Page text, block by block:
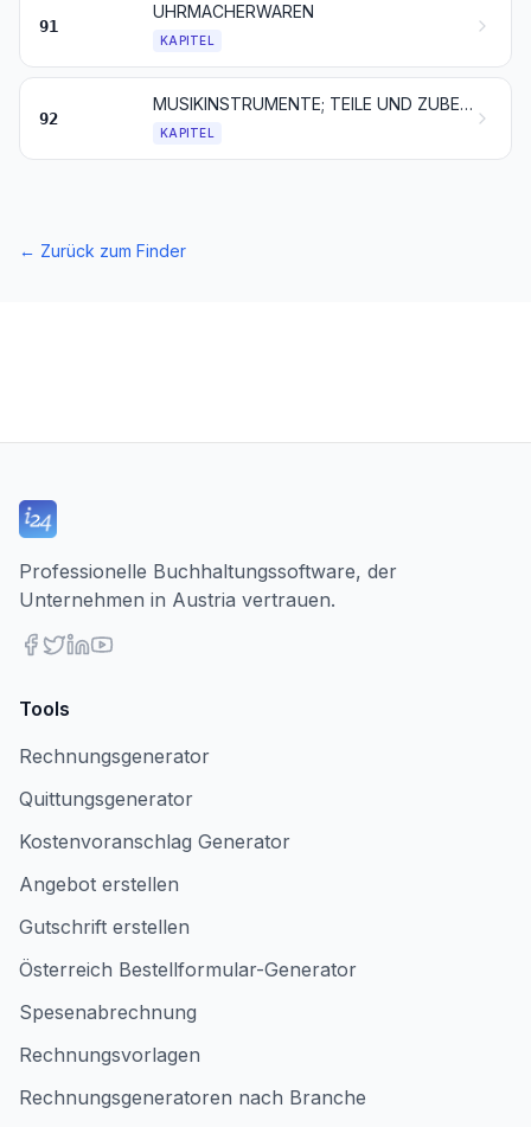
91
UHRMACHERWAREN
KAPITEL
92
MUSIKINSTRUMENTE; TEILE UND ZUBEHÖR FÜR DIESE INSTRUMENTE
KAPITEL
← Zurück zum Finder
Professionelle Buchhaltungssoftware, der
Unternehmen in Austria vertrauen.
Tools
Rechnungsgenerator
Quittungsgenerator
Kostenvoranschlag Generator
Angebot erstellen
Gutschrift erstellen
Österreich Bestellformular-Generator
Spesenabrechnung
Rechnungsvorlagen
Rechnungsgeneratoren nach Branche